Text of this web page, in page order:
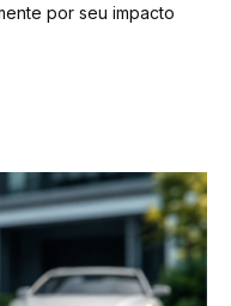
por seu impacto